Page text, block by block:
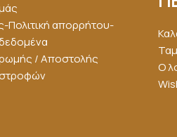
Πολιτική απορρήτου-
/ Αποστολής
Ο